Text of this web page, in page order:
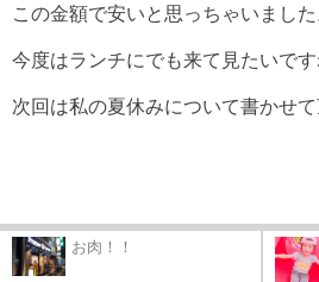
この金額で安いと思っちゃいました
今度はランチにでも来て見たいです
次回は私の夏休みについて書かせて
お肉！！